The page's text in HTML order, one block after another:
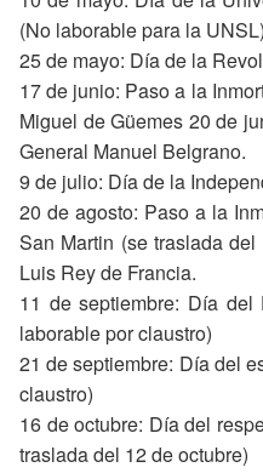
(No laborable para la UNSL)
25 de mayo: Día de la
17 de junio: Paso a la
Miguel de Güemes 20 de
General Manuel Belgrano.
9 de julio: Día de la
20 de agosto: Paso a la
San Martin (se traslada
Luis Rey de Francia.
11 de septiembre: Día
laborable por claustro)
21 de septiembre: Día del
claustro)
16 de octubre: Día del
traslada del 12 de octubre)